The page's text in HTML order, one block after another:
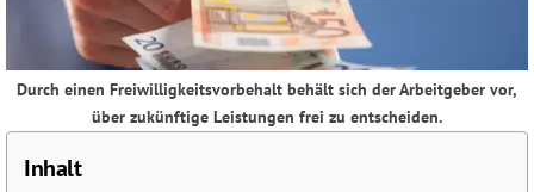
Durch einen Freiwilligkeitsvorbehalt behält sich der Arbeitgeber vor,
über zukünftige Leistungen frei zu entscheiden.
Inhalt